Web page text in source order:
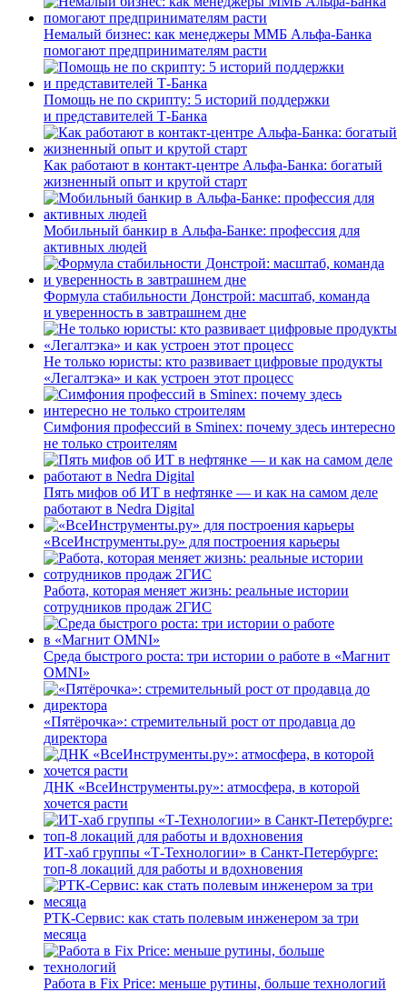
Немалый бизнес: как менеджеры ММБ Альфа-Банка
помогают предпринимателям расти
Помощь не по скрипту: 5 историй поддержки
и представителей Т-Банка
Как работают в контакт-центре Альфа-Банка: богатый
жизненный опыт и крутой старт
Мобильный банкир в Альфа-Банке: профессия для
активных людей
Формула стабильности Донстрой: масштаб, команда
и уверенность в завтрашнем дне
Не только юристы: кто развивает цифровые продукты
«Легалтэка» и как устроен этот процесс
Симфония профессий в Sminex: почему здесь интересно
не только строителям
Пять мифов об ИТ в нефтянке — и как на самом деле
работают в Nedra Digital
«ВсеИнструменты.ру» для построения карьеры
Работа, которая меняет жизнь: реальные истории
сотрудников продаж 2ГИС
Среда быстрого роста: три истории о работе в «Магнит
OMNI»
«Пятёрочка»: стремительный рост от продавца до
директора
ДНК «ВсеИнструменты.ру»: атмосфера, в которой
хочется расти
ИТ-хаб группы «Т-Технологии» в Санкт-Петербурге:
топ-8 локаций для работы и вдохновения
РТК-Сервис: как стать полевым инженером за три
месяца
Работа в Fix Price: меньше рутины, больше технологий